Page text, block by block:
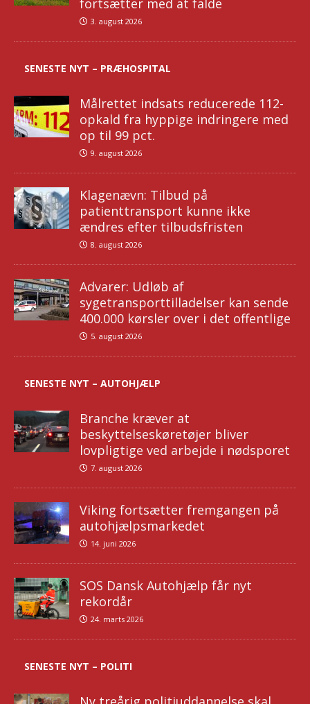
fortsætter med at falde
3. august 2026
SENESTE NYT – PRÆHOSPITAL
Målrettet indsats reducerede 112-
opkald fra hyppige indringere med
op til 99 pct.
9. august 2026
Klagenævn: Tilbud på
patienttransport kunne ikke
ændres efter tilbudsfristen
8. august 2026
Advarer: Udløb af
sygetransporttilladelser kan sende
400.000 kørsler over i det offentlige
5. august 2026
SENESTE NYT – AUTOHJÆLP
Branche kræver at
beskyttelseskøretøjer bliver
lovpligtige ved arbejde i nødsporet
7. august 2026
Viking fortsætter fremgangen på
autohjælpsmarkedet
14. juni 2026
SOS Dansk Autohjælp får nyt
rekordår
24. marts 2026
SENESTE NYT – POLITI